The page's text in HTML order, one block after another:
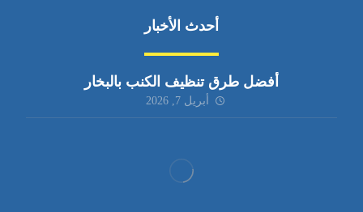
أحدث الأخبار
أفضل طرق تنظيف الكنب بالبخار
أبريل 7, 2026